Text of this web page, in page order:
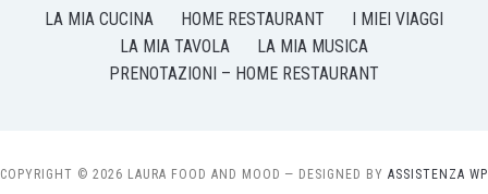
LA MIA CUCINA HOME RESTAURANT
I MIEI VIAGGI
LA MIA TAVOLA
LA MIA MUSICA
PRENOTAZIONI – HOME RESTAURANT
COPYRIGHT © 2026 LAURA FOOD AND MOOD — DESIGNED BY ASSISTENZA WP